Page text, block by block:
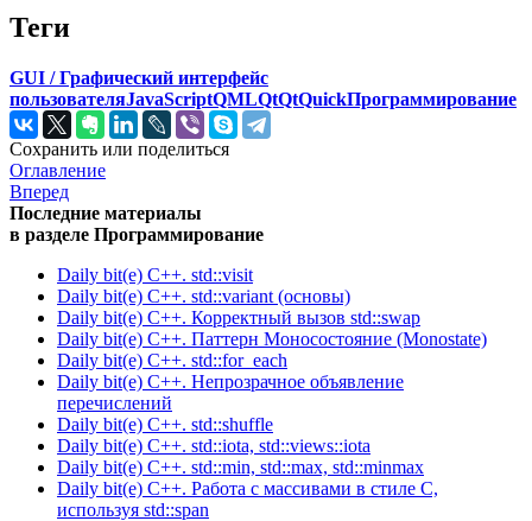
Теги
GUI / Графический интерфейс
пользователяJavaScriptQMLQtQtQuickПрограммирование
Сохранить или поделиться
Оглавление
Вперед
Последние материалы
в разделе Программирование
Daily bit(e) C++. std::visit
Daily bit(e) C++. std::variant (основы)
Daily bit(e) C++. Корректный вызов std::swap
Daily bit(e) C++. Паттерн Моносостояние (Monostate)
Daily bit(e) C++. std::for_each
Daily bit(e) C++. Непрозрачное объявление
перечислений
Daily bit(e) C++. std::shuffle
Daily bit(e) C++. std::iota, std::views::iota
Daily bit(e) C++. std::min, std::max, std::minmax
Daily bit(e) C++. Работа с массивами в стиле C,
используя std::span